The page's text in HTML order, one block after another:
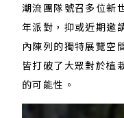
潮流團隊號召多位新
年派對，抑或近期邀
內陳列的獨特展覽空
皆打破了大眾對於植
的可能性。